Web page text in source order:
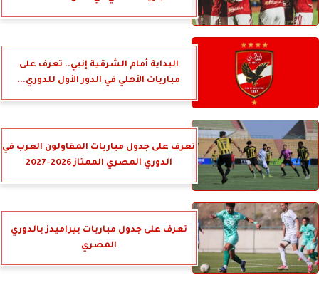
البداية أمام الشرقية إنبي.. تعرف على
مباريات الأهلي في الدور الأول للدوري...
تعرف على جدول مباريات المقاولون العرب في
الدوري المصري الممتاز 2026-2027
تعرف على جدول مباريات بيراميدز بالدوري
المصري